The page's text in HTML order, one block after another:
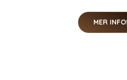
MER INFO!